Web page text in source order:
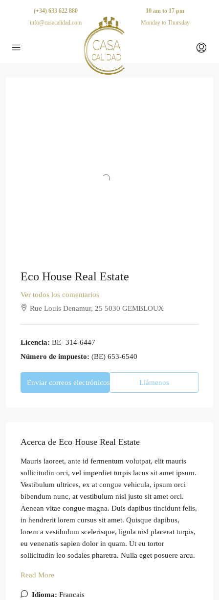
(+34) 633 622 880
info@casacalidad.com
10 am to 17 pm
Monday to Thursday
Eco House Real Estate
Ver todos los comentarios
Rue Louis Denamur, 25 5030 GEMBLOUX
Licencia: BE- 314-6447
Número de impuesto: (BE) 653-6540
Enviar correos electrónicos Llámenos
Acerca de Eco House Real Estate
Mauris laoreet, ante id fermentum volutpat, elit mauris
sollicitudin orci, vel imperdiet turpis lacus sit amet ipsum.
Vestibulum ultrices, ex at congue vehicula, ipsum orci
bibendum nunc, at vestibulum nisl justo sit amet orci.
Aenean vitae congue magna. Duis dapibus tincidunt felis,
in hendrerit lorem cursus sit amet. Quisque dapibus,
lorem a vestibulum scelerisque, ligula nisl placerat turpis,
eu venenatis sapien dolor in quam. Ut eu tortor
sollicitudin leo sodales pharetra. Nulla eget posuere arcu.
Read More
Idioma: Francais